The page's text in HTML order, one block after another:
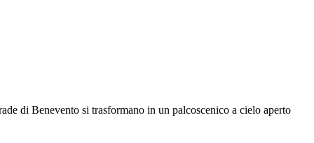
di Benevento si trasformano in un palcoscenico a cielo aperto